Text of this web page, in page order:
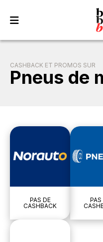
CASHBACK ET PROMOS SUR
Pneus de
PAS DE
CASHBACK
PAS